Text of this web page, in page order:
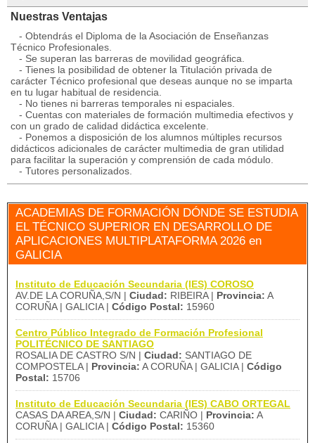
Nuestras Ventajas
- Obtendrás el Diploma de la Asociación de Enseñanzas
Técnico Profesionales.
- Se superan las barreras de movilidad geográfica.
- Tienes la posibilidad de obtener la Titulación privada de
carácter Técnico profesional que deseas aunque no se imparta
en tu lugar habitual de residencia.
- No tienes ni barreras temporales ni espaciales.
- Cuentas con materiales de formación multimedia efectivos y
con un grado de calidad didáctica excelente.
- Ponemos a disposición de los alumnos múltiples recursos
didácticos adicionales de carácter multimedia de gran utilidad
para facilitar la superación y comprensión de cada módulo.
- Tutores personalizados.
ACADEMIAS DE FORMACIÓN DÓNDE SE ESTUDIA
EL TÉCNICO SUPERIOR EN DESARROLLO DE
APLICACIONES MULTIPLATAFORMA 2026 en
GALICIA
Instituto de Educación Secundaria (IES) COROSO
AV.DE LA CORUÑA,S/N | Ciudad: RIBEIRA | Provincia: A
CORUÑA | GALICIA | Código Postal: 15960
Centro Público Integrado de Formación Profesional
POLITÉCNICO DE SANTIAGO
ROSALIA DE CASTRO S/N | Ciudad: SANTIAGO DE
COMPOSTELA | Provincia: A CORUÑA | GALICIA | Código
Postal: 15706
Instituto de Educación Secundaria (IES) CABO ORTEGAL
CASAS DA AREA,S/N | Ciudad: CARIÑO | Provincia: A
CORUÑA | GALICIA | Código Postal: 15360